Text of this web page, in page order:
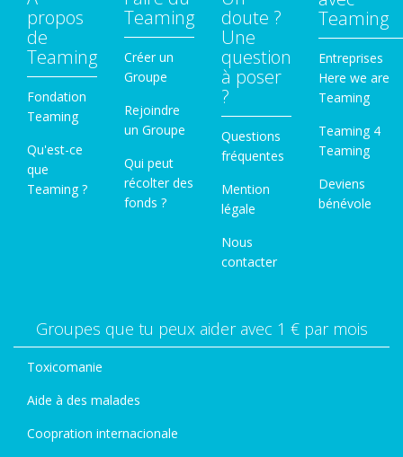
propos
de
Teaming
Fondation
Teaming
Qu'est-ce
que
Teaming ?
Teaming
Créer un
Groupe
Rejoindre
un Groupe
Qui peut
récolter des
fonds ?
doute ?
Une
question
à poser
?
Questions
fréquentes
Mention
légale
Nous
contacter
Teaming
Entreprises
Here we are
Teaming
Teaming 4
Teaming
Deviens
bénévole
Groupes que tu peux aider avec 1 € par mois
Toxicomanie
Aide à des malades
Coopration internacionale